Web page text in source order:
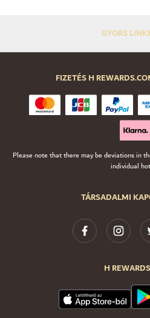
GYORS
TÁRSADALMI
H
FIZETÉS H
Please note that there may be deviations in
individual